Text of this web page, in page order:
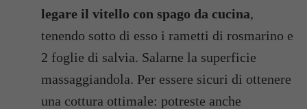
legare il vitello con spago da cucina,
tenendo sotto di esso i rametti di rosmarino e
2 foglie di salvia. Salarne la superficie
massaggiandola. Per essere sicuri di ottenere
una cottura ottimale: potreste anche